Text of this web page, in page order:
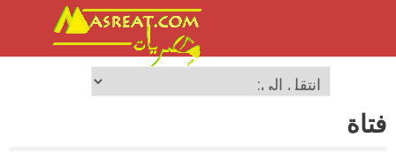
فتاة